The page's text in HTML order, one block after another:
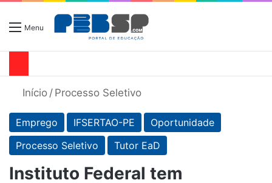
Menu
Início / Processo Seletivo
Emprego IFSERTAO-PE
Oportunidade
Processo Seletivo
Tutor EaD
Instituto Federal tem